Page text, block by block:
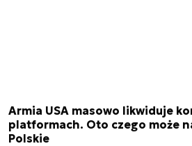
Armia USA masowo likwiduje
platformach. Oto czego może
Polskie